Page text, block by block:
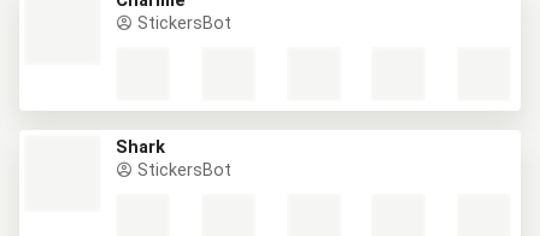
StickersBot
Shark
StickersBot